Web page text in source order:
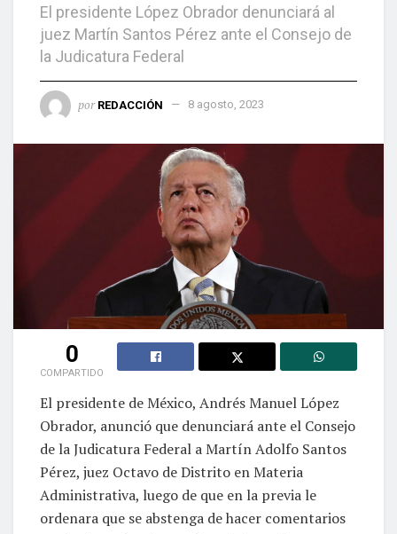
El presidente López Obrador denunciará al
juez Martín Santos Pérez ante el Consejo de
la Judicatura Federal
por REDACCIÓN 8 agosto, 2023
0
COMPARTIDO
El presidente de México, Andrés Manuel López
Obrador, anunció que denunciará ante el Consejo
de la Judicatura Federal a Martín Adolfo Santos
Pérez, juez Octavo de Distrito en Materia
Administrativa, luego de que en la previa le
ordenara que se abstenga de hacer comentarios